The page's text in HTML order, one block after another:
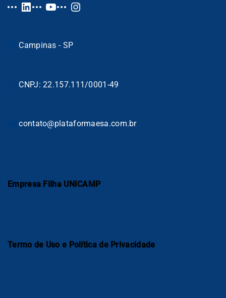
Campinas - SP
CNPJ: 22.157.111/0001-49
contato@plataformaesa.com.br
Empresa Filha UNICAMP
Termo de Uso e Política de Privacidade